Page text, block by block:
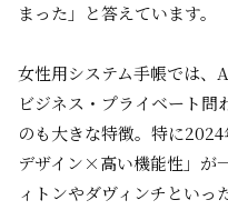
まった」と答えています。
女性用システム手帳では、
ビジネス・プライベート問
のも大きな特徴。特に
デザイン×高い機能性」が
ィトンやダヴィンチといっ